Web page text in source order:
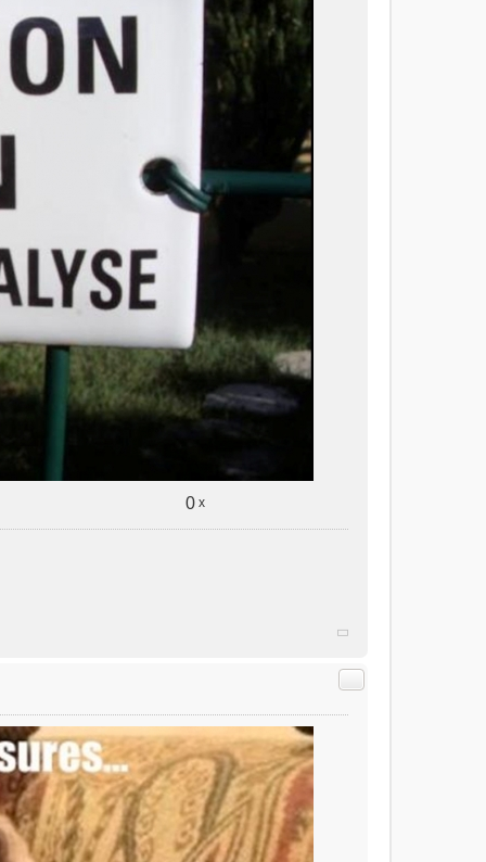
0 x
Citer